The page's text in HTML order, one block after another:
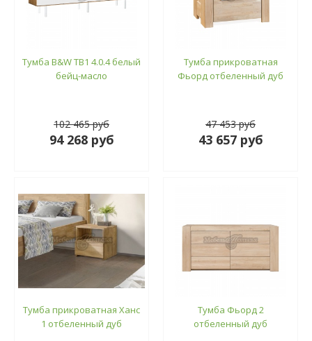
Тумба B&W ТВ1 4.0.4 белый
бейц-масло
102 465 руб
94 268 руб
Тумба прикроватная
Фьорд отбеленный дуб
47 453 руб
43 657 руб
Тумба прикроватная Ханс
1 отбеленный дуб
Тумба Фьорд 2
отбеленный дуб